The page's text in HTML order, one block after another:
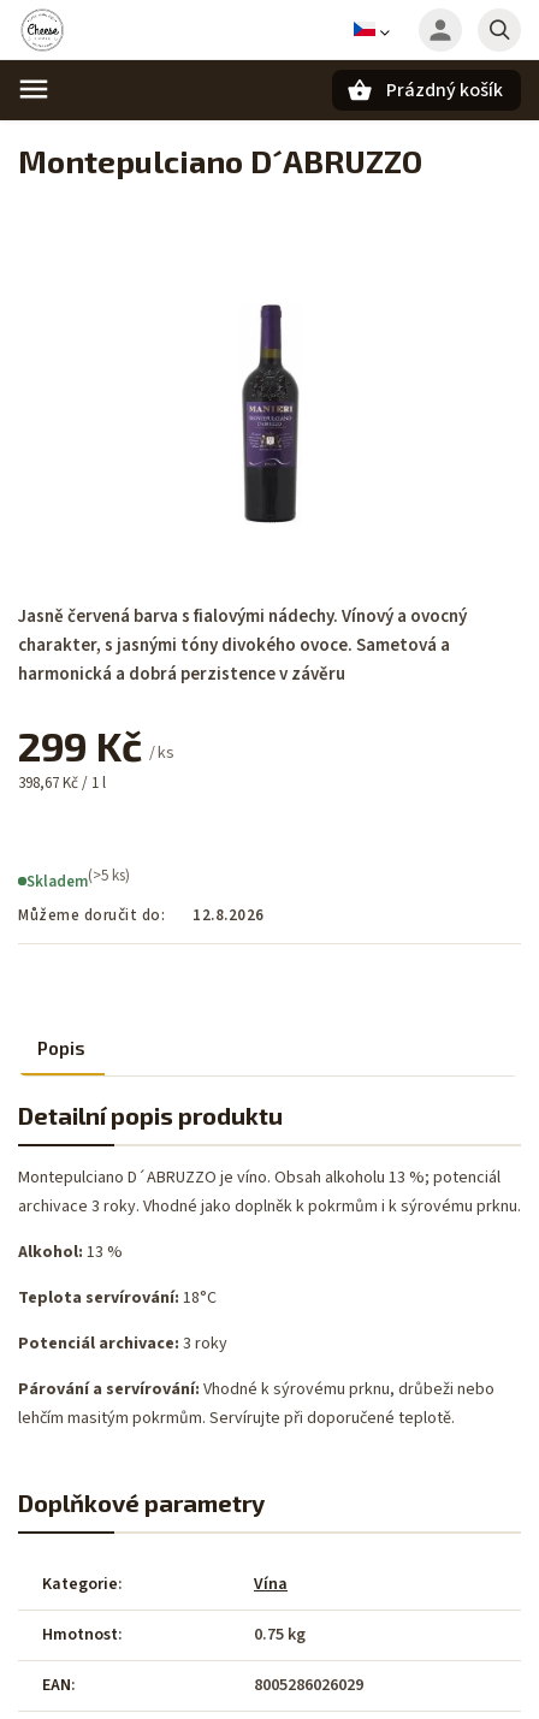
Prázdný košík
Montepulciano D´ABRUZZO
299 Kč / ks
398,67 Kč / 1 l
Skladem(>5 ks)
Můžeme doručit do:
12.8.2026
Jasně červená barva s fialovými nádechy. Vínový a ovocný
charakter, s jasnými tóny divokého ovoce. Sametová a
harmonická a dobrá perzistence v závěru
Popis
Detailní popis produktu
Montepulciano D´ABRUZZO je víno. Obsah alkoholu 13 %; potenciál
archivace 3 roky. Vhodné jako doplněk k pokrmům i k sýrovému prknu.
Alkohol: 13 %
Teplota servírování: 18°C
Potenciál archivace: 3 roky
Párování a servírování: Vhodné k sýrovému prknu, drůbeži nebo
lehčím masitým pokrmům. Servírujte při doporučené teplotě.
Doplňkové parametry
Kategorie: Vína
Hmotnost: 0.75 kg
EAN: 8005286026029